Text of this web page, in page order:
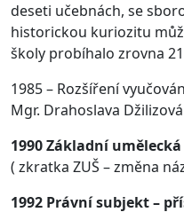
deseti učebnách, se
historickou kuriozitu
školy probíhalo zrovna
1985 – Rozšíření
Mgr. Drahoslava Džilizová
1990 Základní
( zkratka ZUŠ – změna
1992 Právní subjekt –